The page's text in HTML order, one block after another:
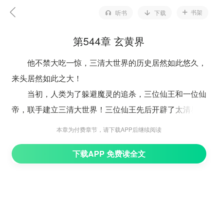
听书 下载 书架
第544章 玄黄界
他不禁大吃一惊，三清大世界的历史居然如此悠久，
来头居然如此之大！
当初，人类为了躲避魔灵的追杀，三位仙王和一位仙
帝，联手建立三清大世界！三位仙王先后开辟了太清界、
玉清界、上清界。后来，他们的灵台世界，全部并入到那
而那位仙帝，不久后就被魔灵另最强的那一尊给斩杀
本章为付费章节，请下载APP后继续阅读
下载APP 免费读全文